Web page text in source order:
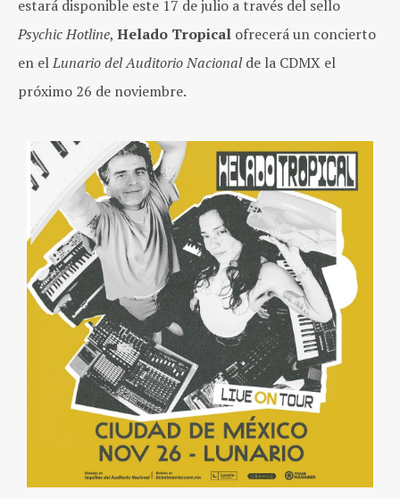
estará disponible este 17 de julio a través del sello
Psychic Hotline, Helado Tropical ofrecerá un concierto
en elLunario del Auditorio Nacionalde la CDMX el
próximo 26 de noviembre.